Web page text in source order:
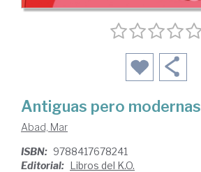
Antiguas pero modernas
Abad, Mar
ISBN: 9788417678241
Editorial: Libros del K.O.